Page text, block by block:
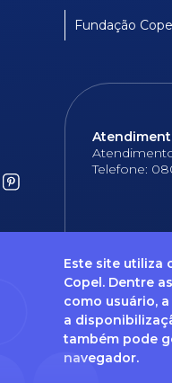
Este site utiliza
Copel. Dentre
como usuário,
a
também pode
navegador.
Fundação
Telefone:
Dúvidas frequentes
Caso tenha